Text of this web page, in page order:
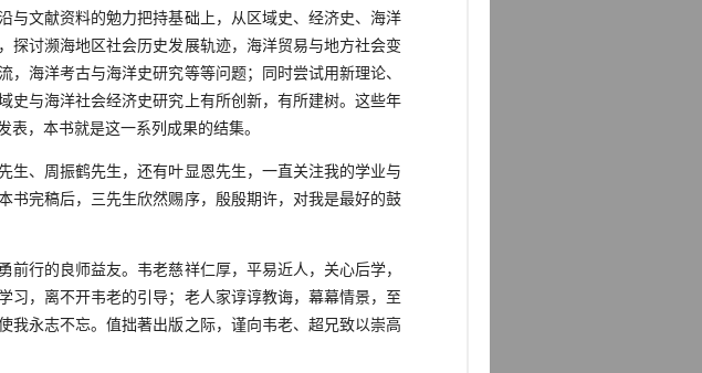
与文献资料的勉力把持基础上，从区域史、经济史、海洋
探讨濒海地区社会历史发展轨迹，海洋贸易与地方社会变
海洋考古与海洋史研究等等问题；同时尝试用新理论、
史与海洋社会经济史研究上有所创新，有所建树。这些年
，本书就是这一系列成果的结集。
、周振鹤先生，还有叶显恩先生，一直关注我的学业与
书完稿后，三先生欣然赐序，殷殷期许，对我是最好的鼓
行的良师益友。韦老慈祥仁厚，平易近人，关心后学，
习，离不开韦老的引导；老人家谆谆教诲，幕幕情景，至
我永志不忘。值拙著出版之际，谨向韦老、超兄致以崇高